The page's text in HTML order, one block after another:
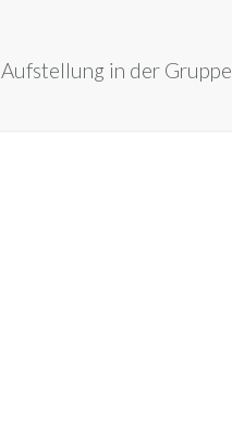
Aufstellung in der Gruppe